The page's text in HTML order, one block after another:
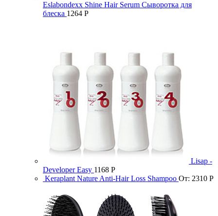
Eslabondexx Shine Hair Serum Сыворотка для
блеска 1264 Р
Lisap -
Developer Easy 1168 Р
Keraplant Nature Anti-Hair Loss Shampoo От: 2310 Р